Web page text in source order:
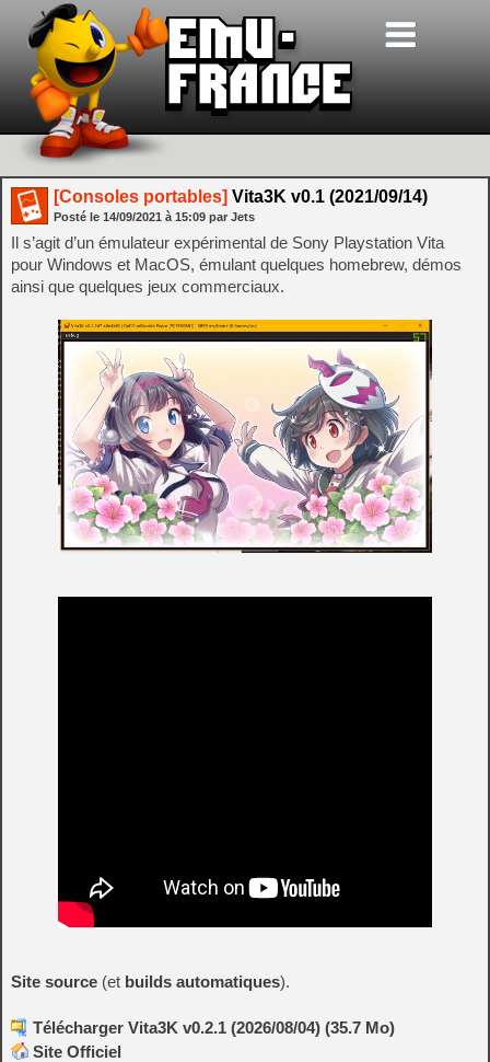
[Consoles portables] Vita3K v0.1 (2021/09/14)
Posté le 14/09/2021 à 15:09 par Jets
Il s’agit d’un émulateur expérimental de Sony Playstation Vita
pour Windows et MacOS, émulant quelques homebrew, démos
ainsi que quelques jeux commerciaux.
Site source (et builds automatiques).
Télécharger Vita3K v0.2.1 (2026/08/04) (35.7 Mo)
Site Officiel